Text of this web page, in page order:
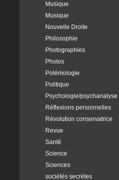
Musique
Musique
Nouvelle Droite
Philosophie
Photographies
Photos
Polémologie
Politique
Psychologie/psychanalyse
Réflexions personnelles
Révolution conservatrice
Revue
Santé
Science
Sciences
sociétés secrètes